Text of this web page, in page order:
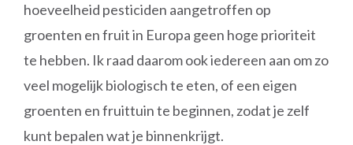
hoeveelheid pesticiden aangetroffen op
groenten en fruit in Europa geen hoge prioriteit
te hebben. Ik raad daarom ook iedereen aan om zo
veel mogelijk biologisch te eten, of een eigen
groenten en fruittuin te beginnen, zodat je zelf
kunt bepalen wat je binnenkrijgt.